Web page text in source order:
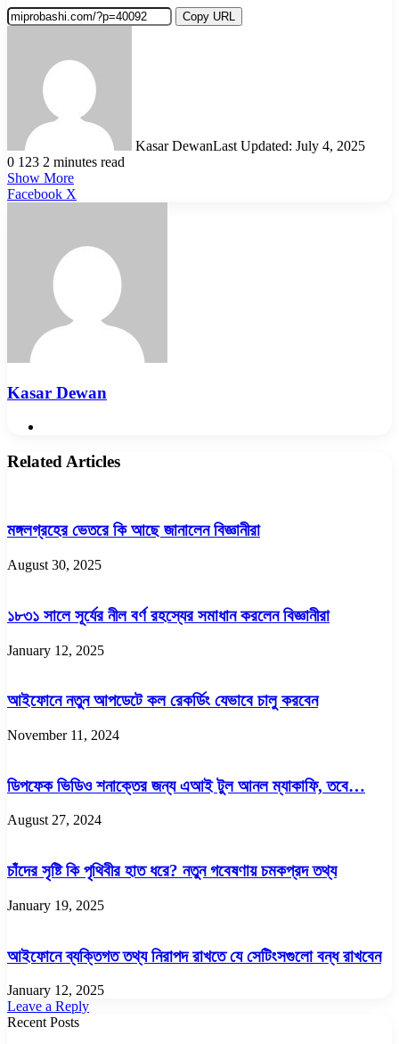
Copy URL
Kasar DewanLast Updated: July 4, 2025
0 123 2 minutes read
Show More
Facebook X
Kasar Dewan
Related Articles
মঙ্গলগ্রহের ভেতরে কি আছে জানালেন বিজ্ঞানীরা
August 30, 2025
১৮৩১ সালে সূর্যের নীল বর্ণ রহস্যের সমাধান করলেন বিজ্ঞানীরা
January 12, 2025
আইফোনে নতুন আপডেটে কল রেকর্ডিং যেভাবে চালু করবেন
November 11, 2024
ডিপফেক ভিডিও শনাক্তের জন্য এআই টুল আনল ম্যাকাফি, তবে…
August 27, 2024
চাঁদের সৃষ্টি কি পৃথিবীর হাত ধরে? নতুন গবেষণায় চমকপ্রদ তথ্য
January 19, 2025
আইফোনে ব্যক্তিগত তথ্য নিরাপদ রাখতে যে সেটিংসগুলো বন্ধ রাখবেন
January 12, 2025
Leave a Reply
Recent Posts